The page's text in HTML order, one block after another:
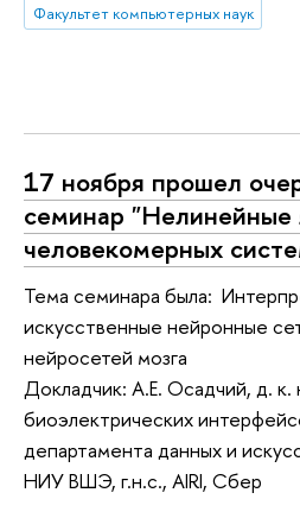
Факультет компьютерных наук
17 ноября прошел
семинар "Нелинейные
человекомерных
Тема семинара была:
искусственные нейронные
нейросетей мозга
Докладчик: А.Е. Осадчий, д.
биоэлектрических
департамента данных и
НИУ ВШЭ, г.н.с., AIRI, Сбер